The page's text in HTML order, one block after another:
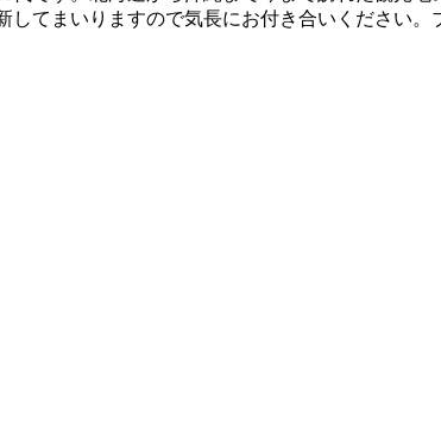
てまいりますので気長にお付き合いください。